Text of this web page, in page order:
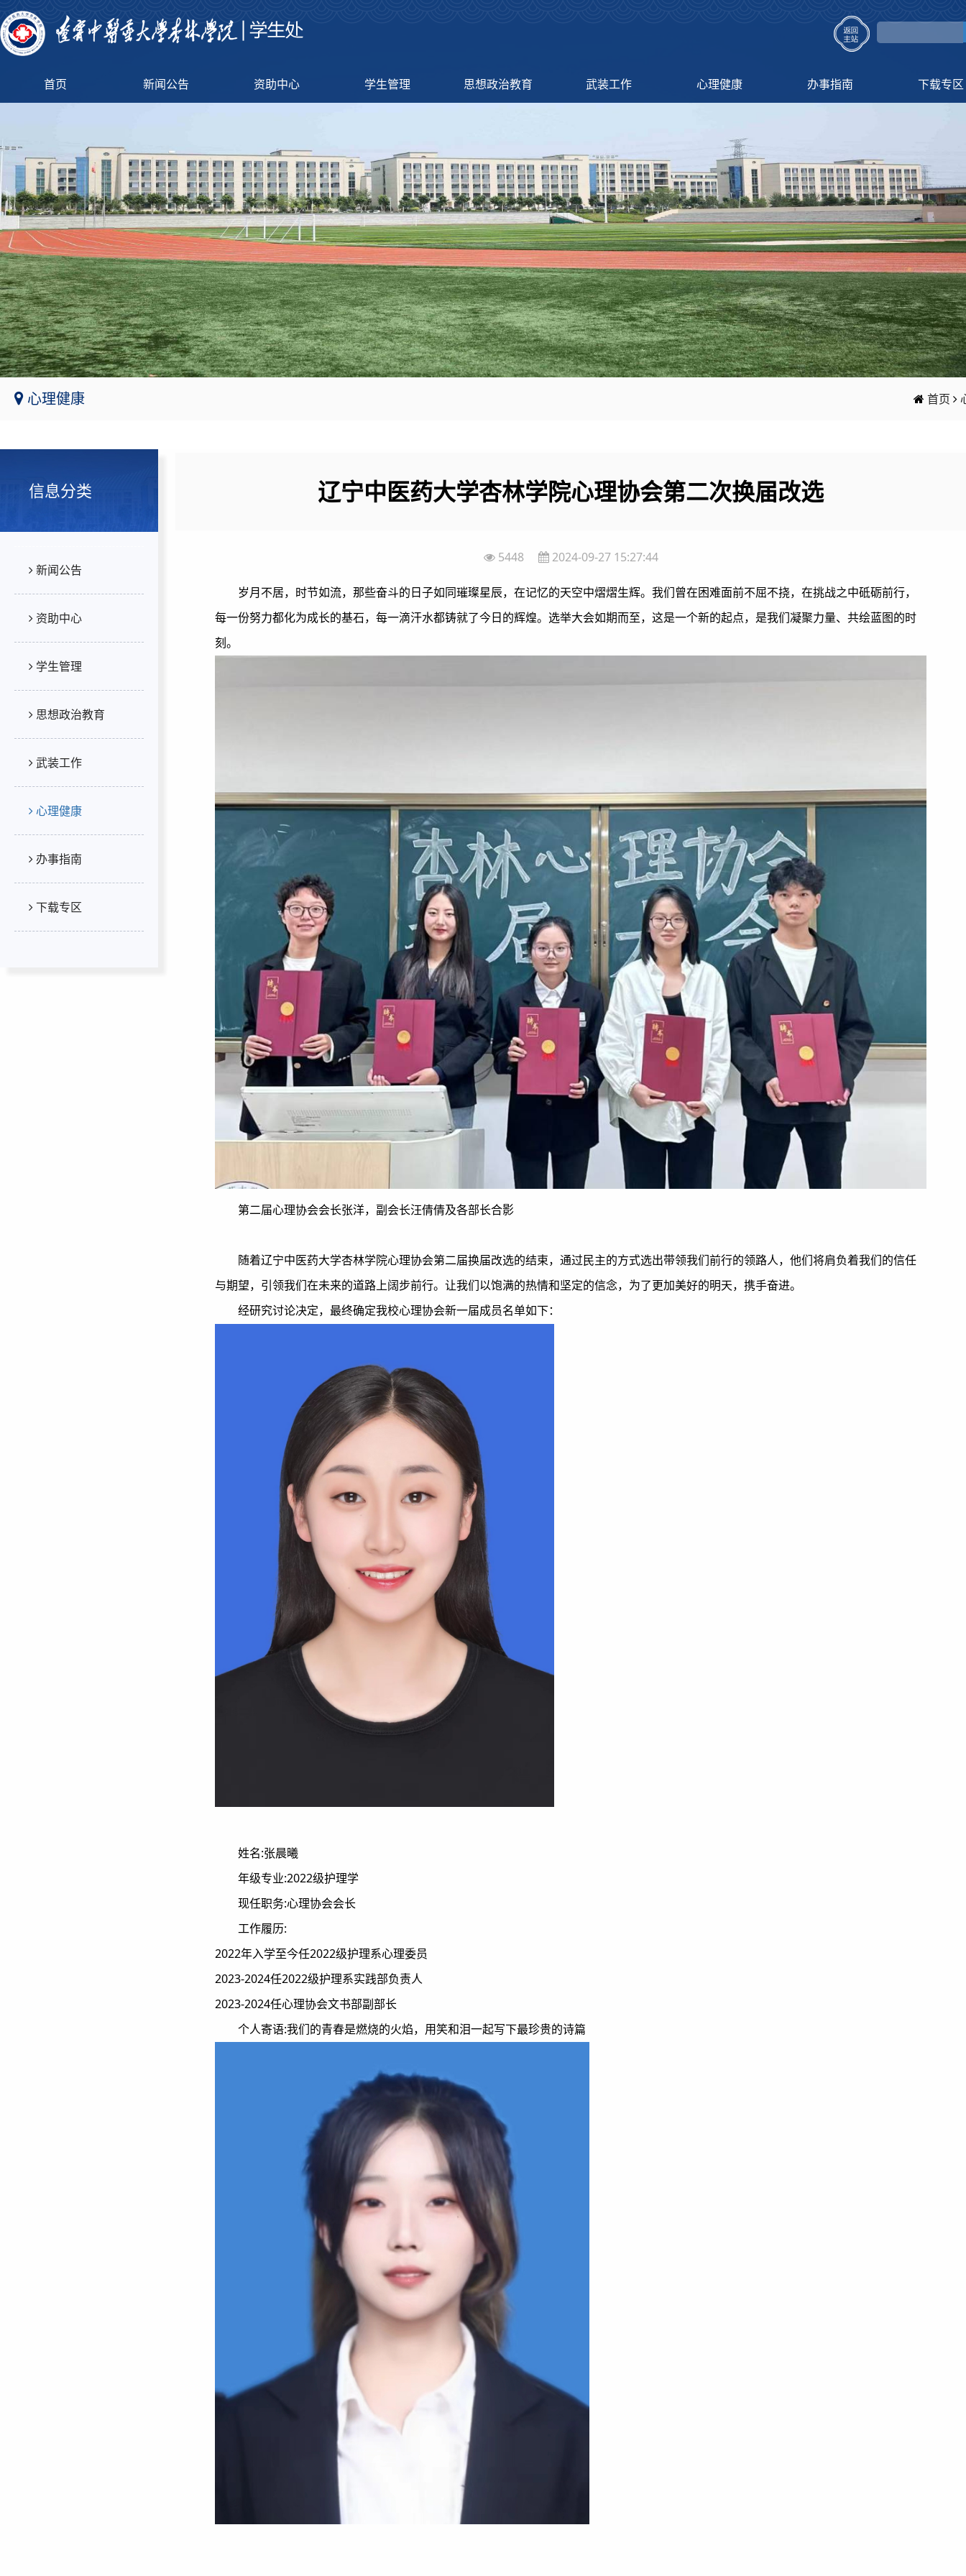
首页 新闻公告 资助中心 学生管理 思想政治教育 武装工作 心理健康 办事指南 下载专区
首页
心理健康
信息分类
新闻公告
资助中心
学生管理
思想政治教育
武装工作
心理健康
办事指南
下载专区
辽宁中医药大学杏林学院心理协会第二次换届改选
5448 2024-09-27 15:27:44
岁月不居，时节如流，那些奋斗的日子如同璀璨星辰，在记忆的天空中熠熠生辉。我们曾在困难面前不屈不挠，在挑战之中砥砺前行，
每一份努力都化为成长的基石，每一滴汗水都铸就了今日的辉煌。选举大会如期而至，这是一个新的起点，是我们凝聚力量、共绘蓝图的时
刻。
第二届心理协会会长张洋，副会长汪倩倩及各部长合影
随着辽宁中医药大学杏林学院心理协会第二届换届改选的结束，通过民主的方式选出带领我们前行的领路人，他们将肩负着我们的信任
与期望，引领我们在未来的道路上阔步前行。让我们以饱满的热情和坚定的信念，为了更加美好的明天，携手奋进。
经研究讨论决定，最终确定我校心理协会新一届成员名单如下：
姓名:张晨曦
年级专业:2022级护理学
现任职务:心理协会会长
工作履历:
2022年入学至今任2022级护理系心理委员
2023-2024任2022级护理系实践部负责人
2023-2024任心理协会文书部副部长
个人寄语:我们的青春是燃烧的火焰，用笑和泪一起写下最珍贵的诗篇